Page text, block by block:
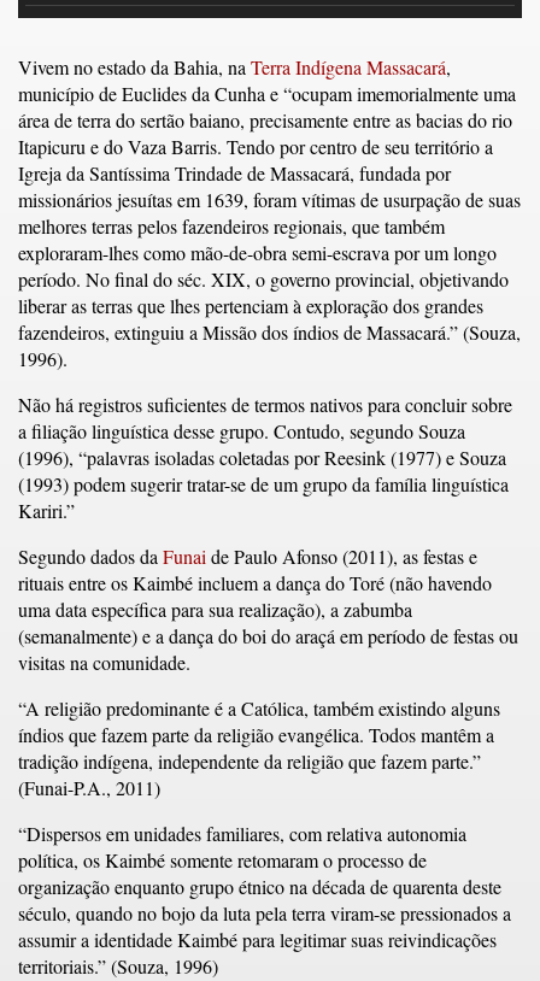
Vivem no estado da Bahia, naTerra Indígena Massacará,
município de Euclides da Cunha e “ocupam imemorialmente uma
área de terra do sertão baiano, precisamente entre as bacias do rio
Itapicuru e do Vaza Barris. Tendo por centro de seu território a
Igreja da Santíssima Trindade de Massacará, fundada por
missionários jesuítas em 1639, foram vítimas de usurpação de suas
melhores terras pelos fazendeiros regionais, que também
exploraram-lhes como mão-de-obra semi-escrava por um longo
período. No final do séc. XIX, o governo provincial, objetivando
liberar as terras que lhes pertenciam à exploração dos grandes
fazendeiros, extinguiu a Missão dos índios de Massacará.” (Souza,
1996).
Não há registros suficientes de termos nativos para concluir sobre
a filiação linguística desse grupo. Contudo, segundo Souza
(1996), “palavras isoladas coletadas por Reesink (1977) e Souza
(1993) podem sugerir tratar-se de um grupo da família linguística
Kariri.”
Segundo dados daFunaide Paulo Afonso (2011), as festas e
rituais entre os Kaimbé incluem a dança do Toré (não havendo
uma data específica para sua realização), a zabumba
(semanalmente) e a dança do boi do araçá em período de festas ou
visitas na comunidade.
“A religião predominante é a Católica, também existindo alguns
índios que fazem parte da religião evangélica. Todos mantêm a
tradição indígena, independente da religião que fazem parte.”
(Funai-P.A., 2011)
“Dispersos em unidades familiares, com relativa autonomia
política, os Kaimbé somente retomaram o processo de
organização enquanto grupo étnico na década de quarenta deste
século, quando no bojo da luta pela terra viram-se pressionados a
assumir a identidade Kaimbé para legitimar suas reivindicações
territoriais.” (Souza, 1996)